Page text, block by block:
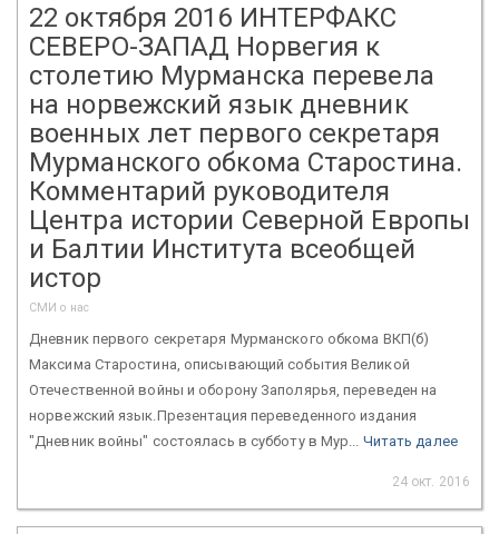
22 октября 2016 ИНТЕРФАКС
СЕВЕРО-ЗАПАД Норвегия к
столетию Мурманска перевела
на норвежский язык дневник
военных лет первого секретаря
Мурманского обкома Старостина.
Комментарий руководителя
Центра истории Северной Европы
и Балтии Института всеобщей
истор
СМИ о нас
Дневник первого секретаря Мурманского обкома ВКП(б)
Максима Старостина, описывающий события Великой
Отечественной войны и оборону Заполярья, переведен на
норвежский язык.Презентация переведенного издания
"Дневник войны" состоялась в субботу в Мур... Читать далее
24 окт. 2016